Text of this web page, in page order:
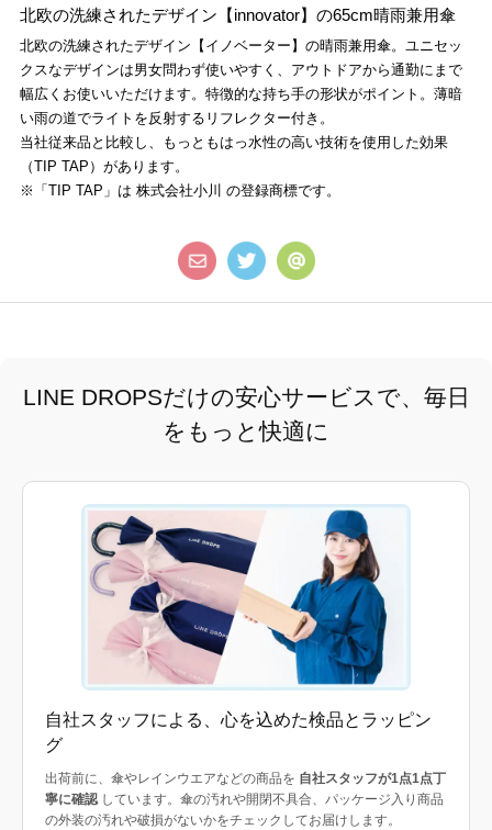
北欧の洗練されたデザイン【innovator】の65cm晴雨兼用傘
北欧の洗練されたデザイン【イノベーター】の晴雨兼用傘。ユニセッ
クスなデザインは男女問わず使いやすく、アウトドアから通勤にまで
幅広くお使いいただけます。特徴的な持ち手の形状がポイント。薄暗
い雨の道でライトを反射するリフレクター付き。
当社従来品と比較し、もっともはっ水性の高い技術を使用した効果
（TIP TAP）があります。
※「TIP TAP」は 株式会社小川 の登録商標です。
LINE DROPSだけの安心サービスで、毎日
をもっと快適に
自社スタッフによる、心を込めた検品とラッピン
グ
出荷前に、傘やレインウエアなどの商品を 自社スタッフが1点1点丁
寧に確認しています。傘の汚れや開閉不具合、パッケージ入り商品
の外装の汚れや破損がないかをチェックしてお届けします。